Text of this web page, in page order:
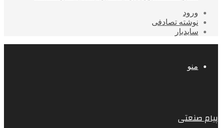
ورود
نوشته تصادفی
سایدبار
منو
پیام صنعتی